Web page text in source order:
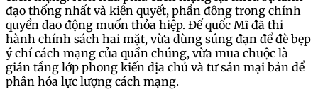
đạo thống nhất và kiên quyết, phần đông trong chính
quyền dao động muốn thỏa hiệp. Đế quốc Mĩ đã thi
hành chính sách hai mặt, vừa dùng súng đạn để đè bẹp
ý chí cách mạng của quần chúng, vừa mua chuộc là
gián tầng lớp phong kiến địa chủ và tư sản mại bản để
phân hóa lực lượng cách mạng.